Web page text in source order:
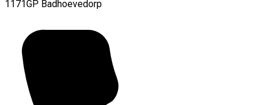
1171GP Badhoevedorp